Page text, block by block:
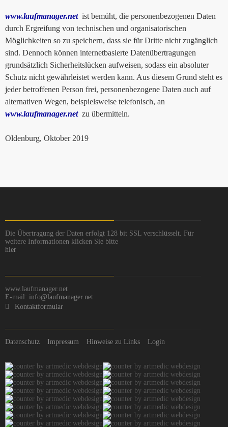
www.laufmanager.netist bemüht, die personenbezogenen Daten
durch Ergreifung von technischen und organisatorischen
Möglichkeiten so zu speichern, dass sie für Dritte nicht zugänglich
sind. Dennoch können internetbasierte Datenübertragungen
grundsätzlich Sicherheitslücken aufweisen, sodass ein absoluter
Schutz nicht gewährleistet werden kann. Aus diesem Grund steht es
jeder betroffenen Person frei, personenbezogene Daten auch auf
alternativen Wegen, beispielsweise telefonisch, an
www.laufmanager.netzu übermitteln.
Oldenburg, Oktober 2019
Die Übertragung der Daten erfolgt 128 bit SSL verschlüsselt. Für
weitere Informationen klicken Sie bitte
hier
www.laufmanager.net
E-mail: info@laufmanager.net
Kontaktformular
Datenschutz Impressum Hinweise zu Links Login